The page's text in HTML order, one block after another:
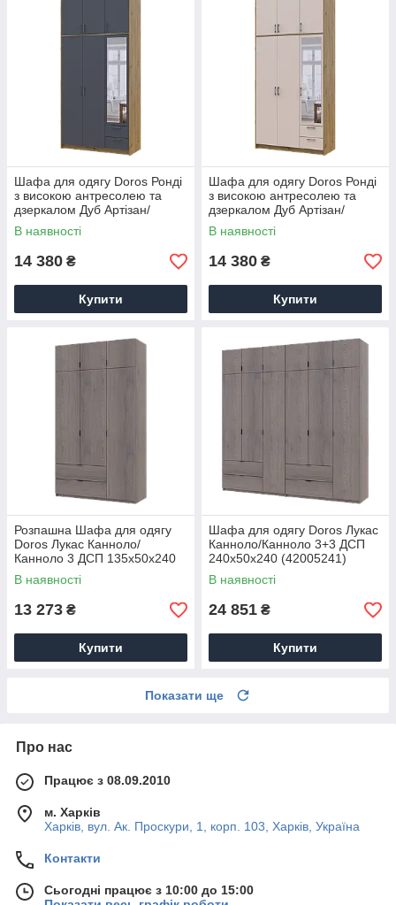
Шафа для одягу Doros Ронді
з високою антресолею та
дзеркалом Дуб Артізан/
Графіт 3 ДСП 121х52х260
(42005190)
В наявності
14 380 ₴
Купити
Шафа для одягу Doros Ронді
з високою антресолею та
дзеркалом Дуб Артізан/
Кашемір 3 ДСП 121х52х260
(42005196)
В наявності
14 380 ₴
Купити
Розпашна Шафа для одягу
Doros Лукас Канноло/
Канноло 3 ДСП 135х50х240
(44900369)
В наявності
13 273 ₴
Купити
Шафа для одягу Doros Лукас
Канноло/Канноло 3+3 ДСП
240х50х240 (42005241)
В наявності
24 851 ₴
Купити
Показати ще
Про нас
Працює з 08.09.2010
м. Харків
Харків, вул. Ак. Проскури, 1, корп. 103, Харків, Україна
Контакти
Сьогодні працює з 10:00 до 15:00